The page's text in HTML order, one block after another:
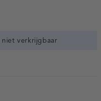
verkrijgbaar